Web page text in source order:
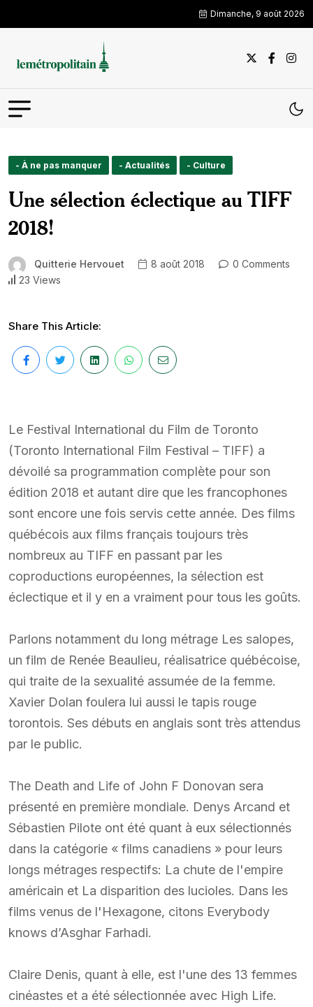
Dimanche, 9 août 2026
- À ne pas manquer - Actualités - Culture
Une sélection éclectique au TIFF
2018!
Quitterie Hervouet 8 août 2018
0 Comments
23 Views
Share This Article:
Le Festival International du Film de Toronto
(Toronto International Film Festival – TIFF) a
dévoilé sa programmation complète pour son
édition 2018 et autant dire que les francophones
sont encore une fois servis cette année. Des films
québécois aux films français toujours très
nombreux au TIFF en passant par les
coproductions européennes, la sélection est
éclectique et il y en a vraiment pour tous les goûts.
Parlons notamment du long métrage Les salopes,
un film de Renée Beaulieu, réalisatrice québécoise,
qui traite de la sexualité assumée de la femme.
Xavier Dolan foulera lui aussi le tapis rouge
torontois. Ses débuts en anglais sont très attendus
par le public.
The Death and Life of John F Donovan sera
présenté en première mondiale. Denys Arcand et
Sébastien Pilote ont été quant à eux sélectionnés
dans la catégorie « films canadiens » pour leurs
longs métrages respectifs: La chute de l'empire
américain et La disparition des lucioles. Dans les
films venus de l'Hexagone, citons Everybody
knows d’Asghar Farhadi.
Claire Denis, quant à elle, est l'une des 13 femmes
cinéastes et a été sélectionnée avec High Life.